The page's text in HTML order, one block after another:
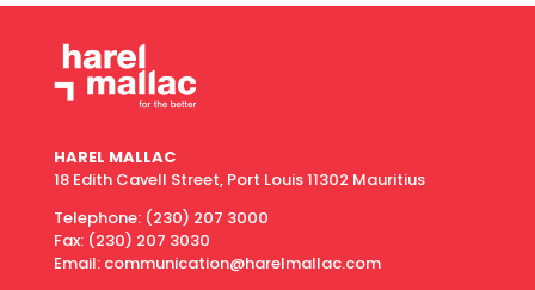
HAREL MALLAC
18 Edith Cavell Street, Port Louis 11302 Mauritius
Telephone: (230) 207 3000
Fax: (230) 207 3030
Email: communication@harelmallac.com